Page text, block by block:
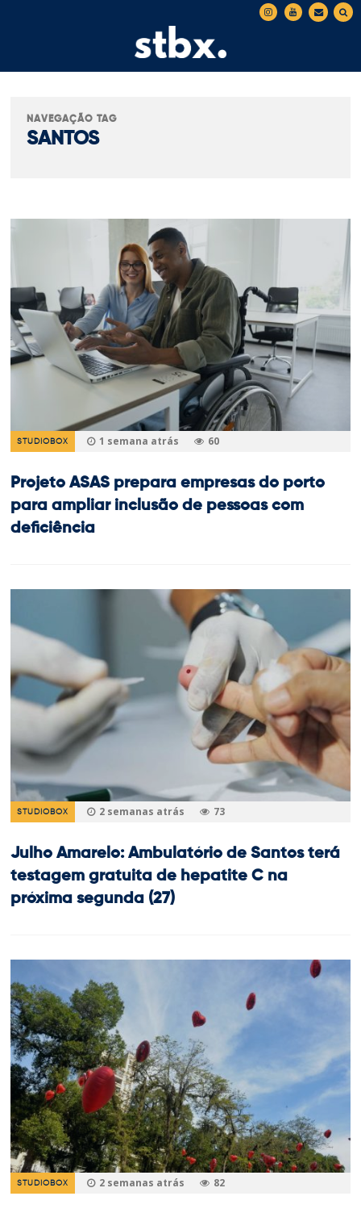
NAVEGAÇÃO TAG
SANTOS
STUDIOBOX 1 semana atrás 60
Projeto ASAS prepara empresas do porto
para ampliar inclusão de pessoas com
deficiência
STUDIOBOX 2 semanas atrás 73
Julho Amarelo: Ambulatório de Santos terá
testagem gratuita de hepatite C na
próxima segunda (27)
STUDIOBOX 2 semanas atrás 82